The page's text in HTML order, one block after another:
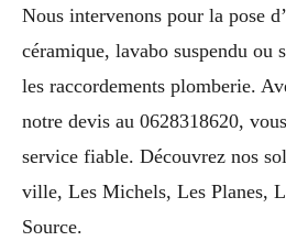
Nous intervenons pour la pose
céramique, lavabo suspendu ou
les raccordements plomberie.
notre devis au 0628318620,
service fiable. Découvrez nos
ville, Les Michels, Les Planes,
Source.